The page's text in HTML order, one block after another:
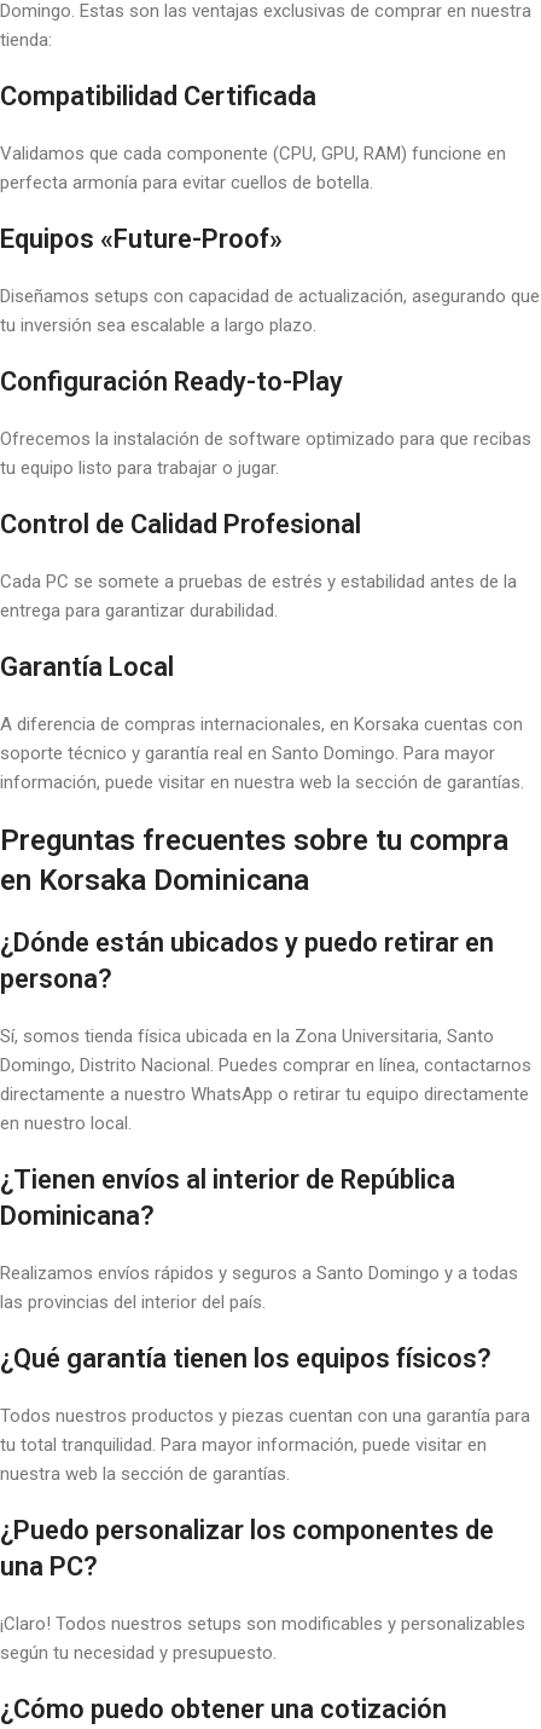
Domingo. Estas son las ventajas exclusivas de comprar en nuestra
tienda:
Compatibilidad Certificada
Validamos que cada componente (CPU, GPU, RAM) funcione en
perfecta armonía para evitar cuellos de botella.
Equipos «Future-Proof»
Diseñamos setups con capacidad de actualización, asegurando que
tu inversión sea escalable a largo plazo.
Configuración Ready-to-Play
Ofrecemos la instalación de software optimizado para que recibas
tu equipo listo para trabajar o jugar.
Control de Calidad Profesional
Cada PC se somete a pruebas de estrés y estabilidad antes de la
entrega para garantizar durabilidad.
Garantía Local
A diferencia de compras internacionales, en Korsaka cuentas con
soporte técnico y garantía real en Santo Domingo. Para mayor
información, puede visitar en nuestra web la sección de garantías.
Preguntas frecuentes sobre tu compra
en Korsaka Dominicana
¿Dónde están ubicados y puedo retirar en
persona?
Sí, somos tienda física ubicada en la Zona Universitaria, Santo
Domingo, Distrito Nacional. Puedes comprar en línea, contactarnos
directamente a nuestro WhatsApp o retirar tu equipo directamente
en nuestro local.
¿Tienen envíos al interior de República
Dominicana?
Realizamos envíos rápidos y seguros a Santo Domingo y a todas
las provincias del interior del país.
¿Qué garantía tienen los equipos físicos?
Todos nuestros productos y piezas cuentan con una garantía para
tu total tranquilidad. Para mayor información, puede visitar en
nuestra web la sección de garantías.
¿Puedo personalizar los componentes de
una PC?
¡Claro! Todos nuestros setups son modificables y personalizables
según tu necesidad y presupuesto.
¿Cómo puedo obtener una cotización